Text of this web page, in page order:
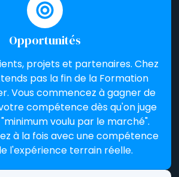
Opportunités
projets et partenaires. Chez
pas la fin de la Formation
Vous commencez à gagner de
compétence dès qu'on juge
voulu par le marché".
à la fois avec une compétence
l'expérience terrain réelle.